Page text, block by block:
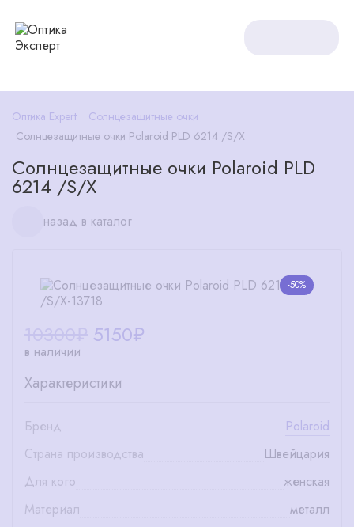
Оптика Expert
Солнцезащитные очки
Солнцезащитные очки Polaroid PLD 6214 /S/X
Солнцезащитные очки Polaroid PLD
6214 /S/X
назад в каталог
-50%
5150₽
в наличии
Характеристики
Бренд
Polaroid
Страна производства
Швейцария
Для кого
женская
Материал
металл